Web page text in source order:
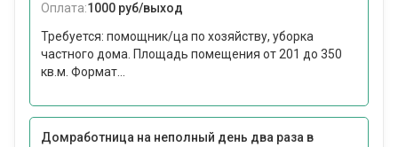
Оплата:1000 руб/выход
Требуется: помощник/ца по хозяйству, уборка
частного дома. Площадь помещения от 201 до 350
кв.м. Формат...
Домработница на неполный день два раза в